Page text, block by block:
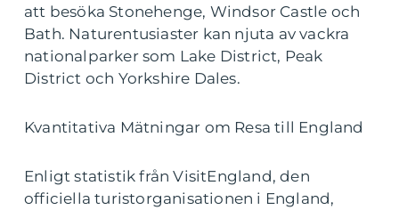
att besöka Stonehenge, Windsor Castle och
Bath. Naturentusiaster kan njuta av vackra
nationalparker som Lake District, Peak
District och Yorkshire Dales.
Kvantitativa Mätningar om Resa till England
Enligt statistik från VisitEngland, den
officiella turistorganisationen i England,